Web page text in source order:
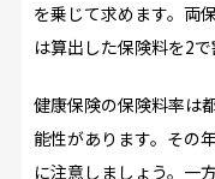
を乗じて求めます。両
は算出した保険料を2で
健康保険の保険料率は
能性があります。その
に注意しましょう。一